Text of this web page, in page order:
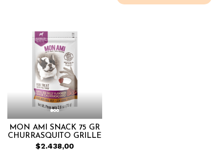
MON AMI SNACK 75 GR
CHURRASQUITO GRILLE
$2.438,00